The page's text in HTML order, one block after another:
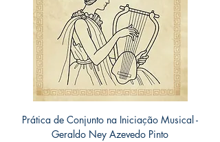
Prática de Conjunto na Iniciação Musical -
Geraldo Ney Azevedo Pinto